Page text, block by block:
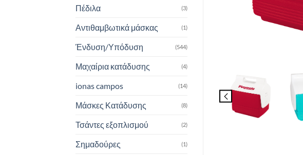
Πέδιλα (3)
Αντιθαμβωτικά μάσκας (1)
Ένδυση/Υπόδυση (544)
Μαχαίρια κατάδυσης (4)
ionas campos (14)
Μάσκες Κατάδυσης (8)
Τσάντες εξοπλισμού (2)
Σημαδούρες (1)